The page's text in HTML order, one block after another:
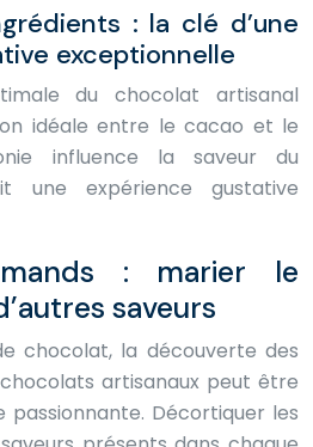
: la clé d’une
exceptionnelle
du chocolat artisanal
idéale entre le cacao et le
influence la saveur du
une expérience gustative
: marier le
saveurs
chocolat, la découverte des
artisanaux peut être
passionnante. Décortiquer les